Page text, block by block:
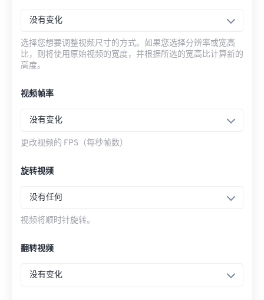
没有变化
选择您想要调整视频尺寸的方式。如果您选择分辨率或宽高
比，则将使用原始视频的宽度，并根据所选的宽高比计算新的
高度。
视频帧率
没有变化
更改视频的 FPS（每秒帧数）
旋转视频
没有任何
视频将顺时针旋转。
翻转视频
没有变化